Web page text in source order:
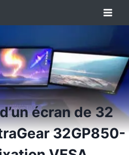
écran de 32
32GP850-